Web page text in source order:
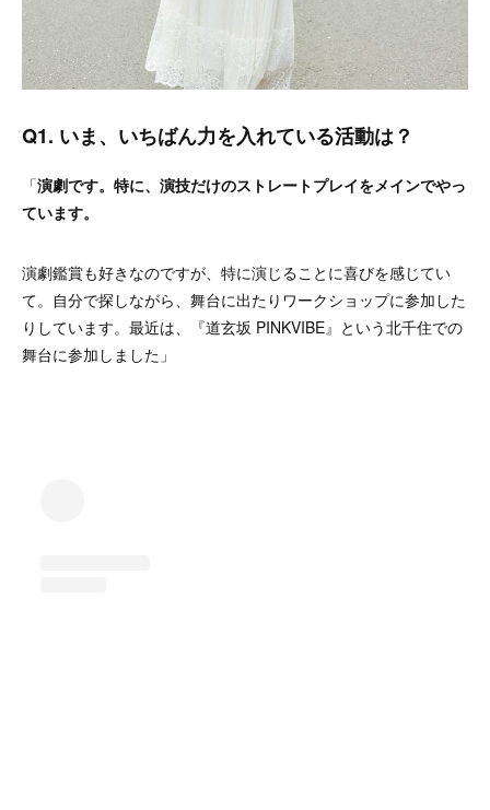
Q1. いま、いちばん力を入れている活動は？
「演劇です。特に、演技だけのストレートプレイをメインでやっ
ています。
演劇鑑賞も好きなのですが、特に演じることに喜びを感じてい
て。自分で探しながら、舞台に出たりワークショップに参加した
りしています。最近は、『道玄坂 PINKVIBE』という北千住での
舞台に参加しました」